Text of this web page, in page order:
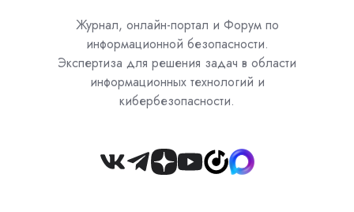
Журнал, онлайн-портал и Форум по
информационной безопасности.
Экспертиза для решения задач в области
информационных технологий и
кибербезопасности.
Join